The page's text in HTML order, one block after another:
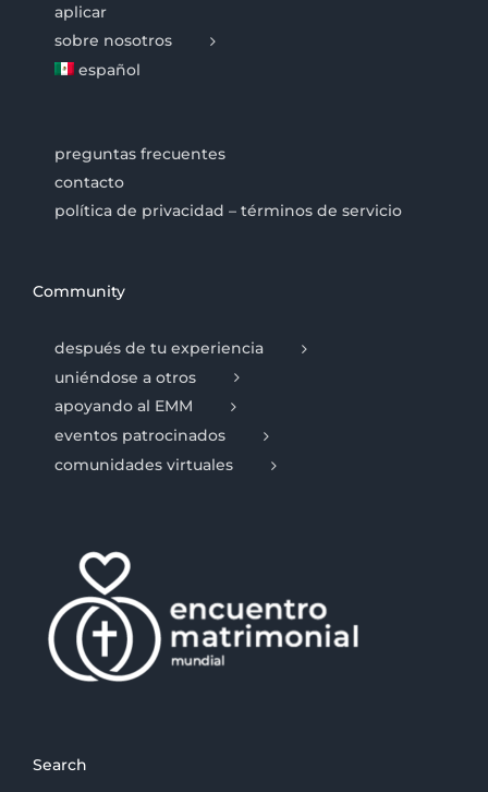
aplicar
sobre nosotros
español
preguntas frecuentes
contacto
política de privacidad – términos de servicio
Community
después de tu experiencia
uniéndose a otros
apoyando al EMM
eventos patrocinados
comunidades virtuales
Search